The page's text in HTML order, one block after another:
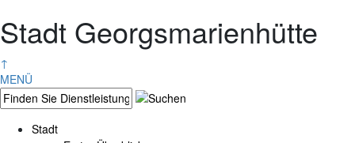
Stadt Georgsmarienhütte
↑
MENÜ
Stadt